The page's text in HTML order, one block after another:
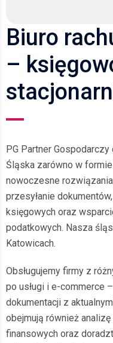
Biuro
–
PG Partner
Śląska zarówno w
nowoczesne
przesyłanie
księgowych oraz
podatkowych. Nasza
Katowicach.
Obsługujemy firmy z
po usługi i e-commerce
dokumentacji z
obejmują również
finansowych oraz